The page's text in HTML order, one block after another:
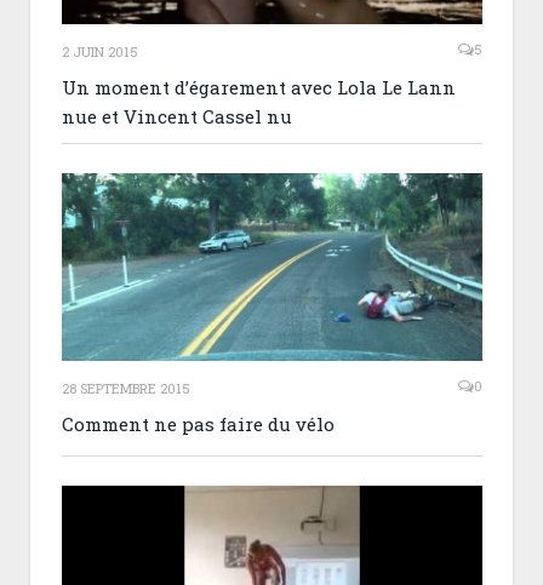
2 JUIN 2015 5
Un moment d’égarement avec Lola Le Lann
nue et Vincent Cassel nu
28 SEPTEMBRE 2015 0
Comment ne pas faire du vélo